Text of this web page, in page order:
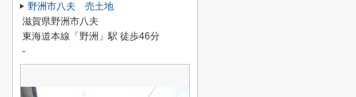
野洲市八夫 売土地
滋賀県野洲市八夫
東海道本線「野洲」駅 徒歩46分
-